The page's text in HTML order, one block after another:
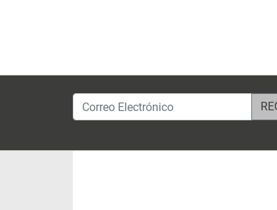
Correo Electrónico